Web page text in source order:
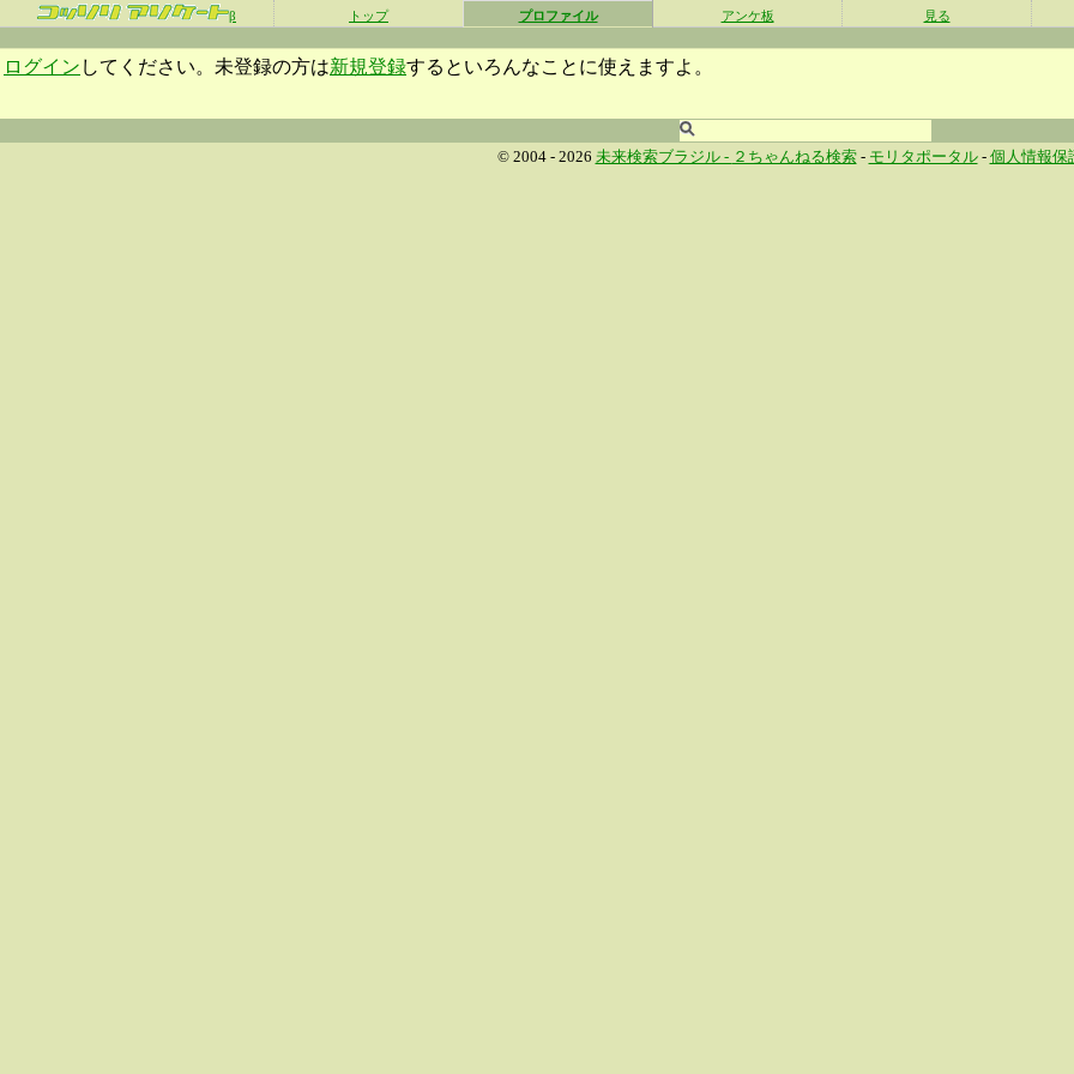
β トップ プロファイル アンケ板 見る
ログイン してください。未登録の方は新規登録するといろんなことに使えますよ。
© 2004 - 2026 未来検索ブラジル - ２ちゃんねる検索- モリタポータル- 個人情報保